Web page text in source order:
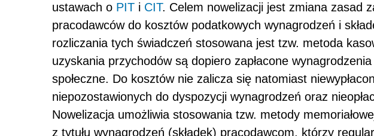
ustawach o PIT i CIT. Celem nowelizacji jest zmiana zasad
pracodawców do kosztów podatkowych wynagrodzeń i
rozliczania tych świadczeń stosowana jest tzw. metoda
uzyskania przychodów są dopiero zapłacone
społeczne. Do kosztów nie zalicza się natomiast
niepozostawionych do dyspozycji wynagrodzeń oraz
Nowelizacja umożliwia stosowania tzw. metody
z tytułu wynagrodzeń (składek) pracodawcom, którzy